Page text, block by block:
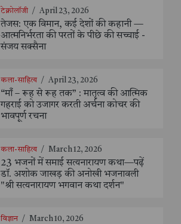
टेक्नोलॉजी / April 23, 2026
तेजस: एक विमान, कई देशों की कहानी —
आत्मनिर्भरता की परतों के पीछे की सच्चाई -
संजय सक्सैना
कला-साहित्य / April 23, 2026
“माँ – रूह से रूह तक” : मातृत्व की आत्मिक
गहराई को उजागर करती अर्चना कोचर की
भावपूर्ण रचना
कला-साहित्य / March 12, 2026
23 भजनों में समाई सत्यनारायण कथा—पढ़ें
डॉ. अशोक जाखड़ की अनोखी भजनावली
"श्री सत्यनारायण भगवान कथा दर्शन"
विज्ञान / March 10, 2026